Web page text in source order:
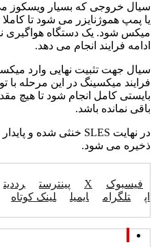
سیال خروجی که بسیار ویسکوز
یا پمپ هموژنایزر می شود تا کاملا
میکس شود. یک دستگاه هواگیری
ادامه فرایند انجام می دهد.
سیال جهت تثبیت نهایی وارد
بایستی کامل انجام شود تا هیچ
باقی نمانده باشد.
ذخیره می شود.
فیسبوک X پینترست رددیت
اپ
تلگرام ایمیل لینک کوتاه